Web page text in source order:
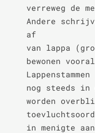
verreweg de
Andere
af
van lappa
bewonen
Lappenstammen
nog steeds
worden
in menigte